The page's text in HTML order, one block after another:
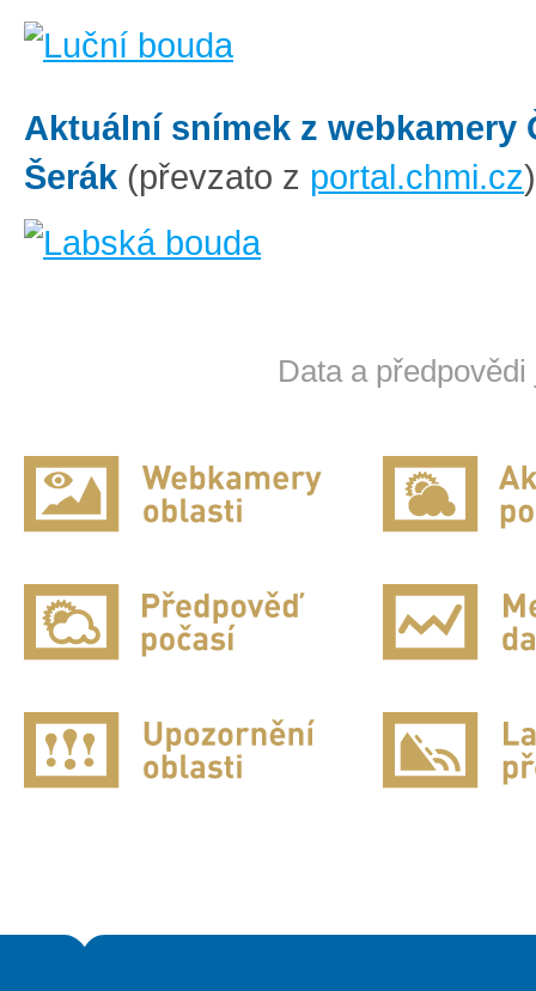
Aktuální snímek z webkamery
Šerák (převzato z portal.chmi.cz)
Data a